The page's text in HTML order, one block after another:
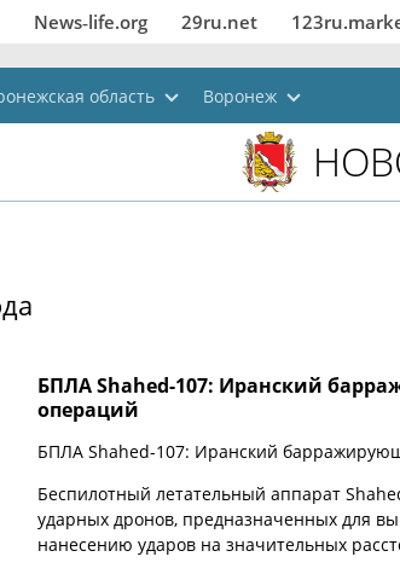
News‑life.org 29ru.net
область Воронеж
БПЛА Shahed-107: Иранский
операций
БПЛА Shahed-107: Иранский
Беспилотный летательный аппарат
ударных дронов, предназначенных для
нанесению ударов на значительных